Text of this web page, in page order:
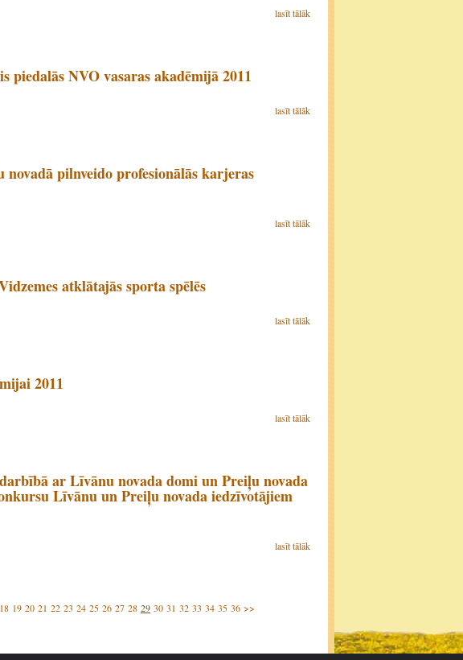
lasīt tālāk
piedalās NVO vasaras akadēmijā 2011
lasīt tālāk
pilnveido profesionālās karjeras
lasīt tālāk
atklātajās sporta spēlēs
lasīt tālāk
2011
lasīt tālāk
ar Līvānu novada domi un Preiļu novada
Līvānu un Preiļu novada iedzīvotājiem
lasīt tālāk
18 19 20 21 22 23 24 25 26 27 28 29 30 31 32 33 34 35 36 >>